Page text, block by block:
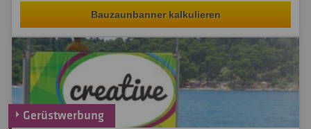
Bauzaunbanner kalkulieren
Gerüstwerbung